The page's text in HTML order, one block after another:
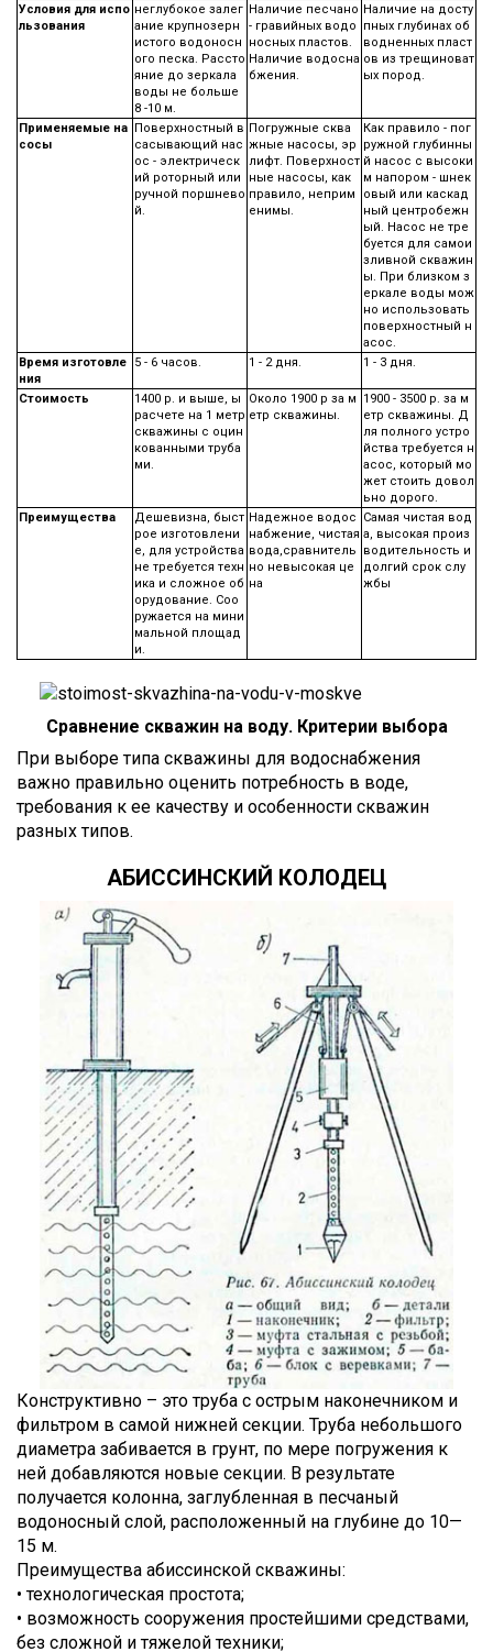
Условия для испо
льзования
неглубокое залег
ание крупнозерн
истого водоносн
ого песка. Рассто
яние до зеркала
воды не больше
8 -10 м.
Наличие песчано
- гравийных водо
носных пластов.
Наличие водосна
бжения.
Наличие на досту
пных глубинах об
водненных пласт
ов из трещиноват
ых пород.
Применяемые на
сосы
Поверхностный в
сасывающий нас
ос - электрическ
ий роторный или
ручной поршнево
й.
Погружные сква
жные насосы, эр
лифт. Поверхност
ные насосы, как
правило, неприм
енимы.
Как правило - пог
ружной глубинны
й насос с высоки
м напором - шнек
овый или каскад
ный центробежн
ый. Насос не тре
буется для самои
зливной скважин
ы. При близком з
еркале воды мож
но использовать
поверхностный н
асос.
Время изготовле
ния
5 - 6 часов. 1 - 2 дня. 1 - 3 дня.
Стоимость
1400 р. и выше, ы
расчете на 1 метр
скважины с оцин
кованными труба
ми.
Около 1900 р за м
етр скважины.
1900 - 3500 р. за м
етр скважины. Д
ля полного устро
йства требуется н
асос, который мо
жет стоить довол
ьно дорого.
Преимущества
Дешевизна, быст
рое изготовлени
е, для устройства
не требуется техн
ика и сложное об
орудование. Соо
ружается на мини
мальной площад
и.
Надежное водос
набжение, чистая
вода,сравнитель
но невысокая це
на
Самая чистая вод
а, высокая произ
водительность и
долгий срок слу
жбы
Сравнение скважин на воду. Критерии выбора
При выборе типа скважины для водоснабжения
важно правильно оценить потребность в воде,
требования к ее качеству и особенности скважин
разных типов.
АБИССИНСКИЙ КОЛОДЕЦ
Конструктивно – это труба с острым наконечником и
фильтром в самой нижней секции. Труба небольшого
диаметра забивается в грунт, по мере погружения к
ней добавляются новые секции. В результате
получается колонна, заглубленная в песчаный
водоносный слой, расположенный на глубине до 10—
15 м.
Преимущества абиссинской скважины:
• технологическая простота;
• возможность сооружения простейшими средствами,
без сложной и тяжелой техники;